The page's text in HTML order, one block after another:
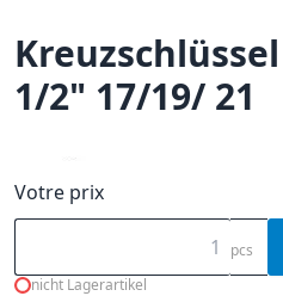
1/2" 17/19/ 21
Votre prix
pcs
nicht Lagerartikel